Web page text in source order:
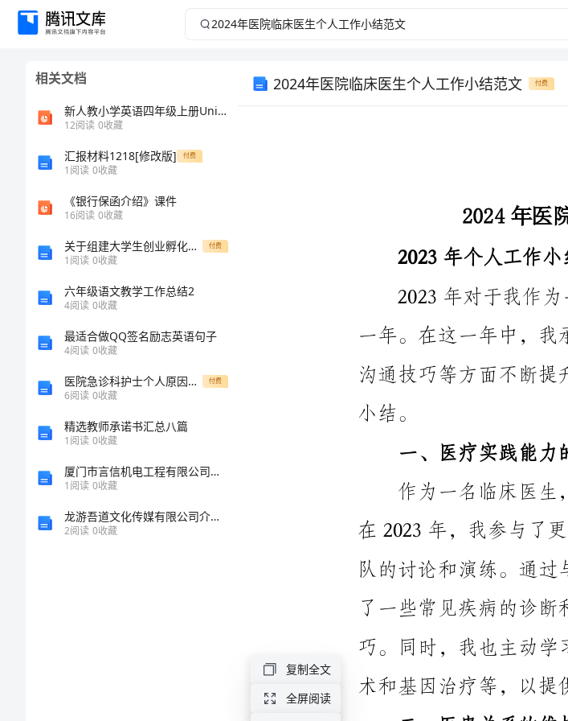
2024
相关文档
新人教小学英语四年级上册Unit课时Alet'stalk学习教案
12阅读 0收藏
汇报材料1218[修改版] 付费
1阅读 0收藏
《银行保函介绍》课件
16阅读 0收藏
关于组建大学生创业孵化基地的实施方案 付费
1阅读 0收藏
六年级语文教学工作总结2
4阅读 0收藏
最适合做QQ签名励志英语句子
4阅读 0收藏
医院急诊科护士个人原因辞职报告 付费
6阅读 0收藏
精选教师承诺书汇总八篇
1阅读 0收藏
厦门市言信机电工程有限公司介绍企业发展分析报告
1阅读 0收藏
龙游吾道文化传媒有限公司介绍企业发展分析报告
2阅读 0收藏
2024年医院临床医生个人工作小结范文 付费
2023年个人工作小结
一、医疗实践能力的提升
二、医患关系的维护
复制全文
全屏阅读